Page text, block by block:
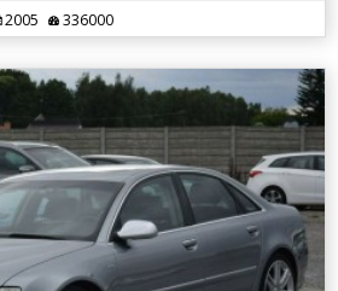
2005 336000